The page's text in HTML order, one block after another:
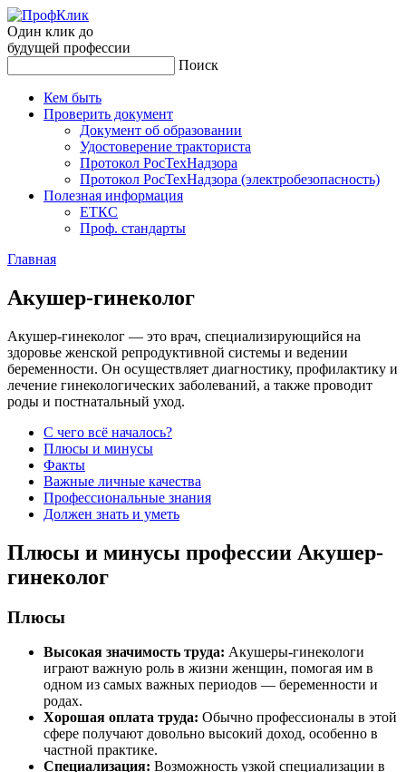
Один клик до
будущей профессии
Поиск
Кем быть
Проверить документ
Документ об образовании
Удостоверение тракториста
Протокол РосТехНадзора
Протокол РосТехНадзора (электробезопасность)
Полезная информация
ЕТКС
Проф. стандарты
Главная
Аку­шер-ги­неко­лог
Акушер-гинеколог — это врач, специализирующийся на
здоровье женской репродуктивной системы и ведении
беременности. Он осуществляет диагностику, профилактику и
лечение гинекологических заболеваний, а также проводит
роды и постнатальный уход.
С чего всё началось?
Плюсы и минусы
Факты
Важные личные качества
Профессиональные знания
Должен знать и уметь
Плюсы и минусы профессии Акушер-
гинеколог
Плюсы
Высокая значимость труда: Акушеры-гинекологи
играют важную роль в жизни женщин, помогая им в
одном из самых важных периодов — беременности и
родах.
Хорошая оплата труда: Обычно профессионалы в этой
сфере получают довольно высокий доход, особенно в
частной практике.
Специализация: Возможность узкой специализации в